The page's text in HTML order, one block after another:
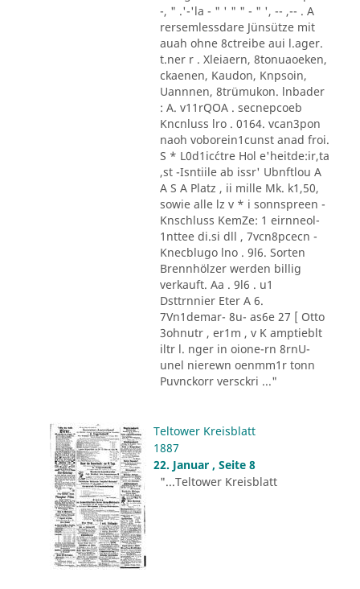
-, " .'-'la - " ' " " - " ', -- ,-- . A
rersemlessdare Jünsütze mit
auah ohne 8ctreibe aui l.ager.
t.ner r . Xleiaern, 8tonuaoeken,
ckaenen, Kaudon, Knpsoin,
Uannnen, 8trümukon. lnbader
: A. v11rQOA . secnepcoeb
Kncnluss lro . 0164. vcan3pon
naoh voborein1cunst anad froi.
S * L0d1ic´ctre Hol e'heitde:ir,ta
,st -Isntiile ab issr' Ubnftlou A
A S A Platz , ii mille Mk. k1,50,
sowie alle lz v * i sonnspreen -
Knschluss KemZe: 1 eirnneol-
1nttee di.si dll , 7vcn8pcecn -
Knecblugo lno . 9l6. Sorten
Brennhölzer werden billig
verkauft. Aa . 9l6 . u1
Dsttrnnier Eter A 6.
7Vn1demar- 8u- as6e 27 [ Otto
3ohnutr , er1m , v K amptieblt
iltr l. nger in oione-rn 8rnU-
unel nierewn oenmm1r tonn
Puvnckorr versckri ..."
Teltower Kreisblatt
1887
22. Januar , Seite 8
"...Teltower Kreisblatt